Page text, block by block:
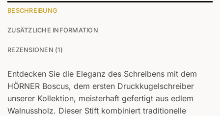
BESCHREIBUNG
ZUSÄTZLICHE INFORMATION
REZENSIONEN (1)
Entdecken Sie die Eleganz des Schreibens mit dem
HÖRNER Boscus, dem ersten Druckkugelschreiber
unserer Kollektion, meisterhaft gefertigt aus edlem
Walnussholz. Dieser Stift kombiniert traditionelle